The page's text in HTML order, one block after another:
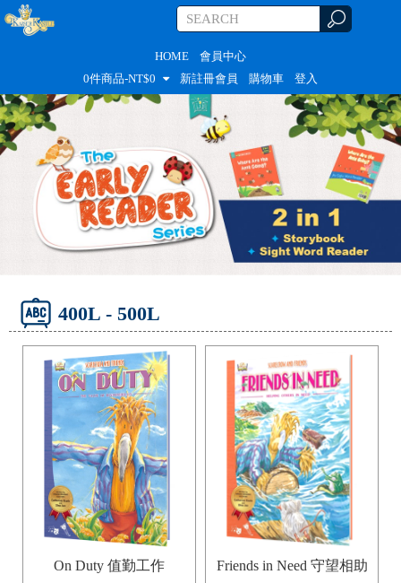
HOME
會員中心
0件商品-NT$0 新註冊會員 購物車 登入
400L - 500L
On Duty 值勤工作 Friends in Need 守望相助